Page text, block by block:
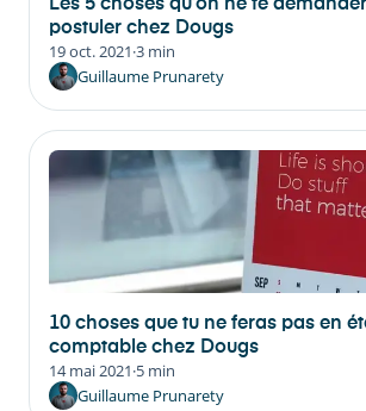
Les 5 choses qu’on ne te
postuler chez Dougs
19 oct. 2021·3 min
Guillaume Prunarety
10 choses que tu ne feras pas en
comptable chez Dougs
14 mai 2021·5 min
Guillaume Prunarety